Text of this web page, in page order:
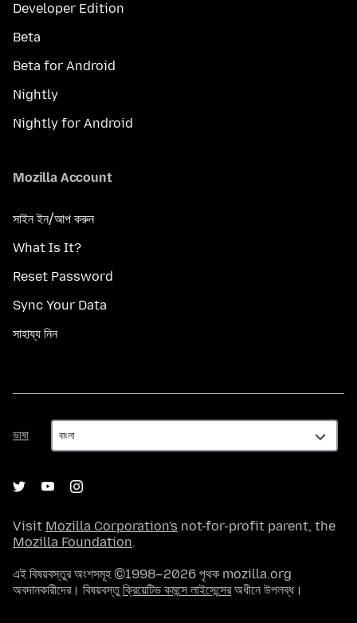
Developer Edition
Beta
Beta for Android
Nightly
Nightly for Android
Mozilla Account
সাইন ইন/আপ করুন
What Is It?
Reset Password
Sync Your Data
সাহায্য নিন
ভাষা
ভাষা
Visit Mozilla Corporation's not-for-profit parent, the
Mozilla Foundation.
এই বিষয়বস্তুর অংশসমূহ ©1998–2026 পৃথক mozilla.org
অবদানকারীদের। বিষয়বস্তুক্রিয়েটিভ কমন্সে লাইসেন্সেরঅধীনে উপলব্ধ।